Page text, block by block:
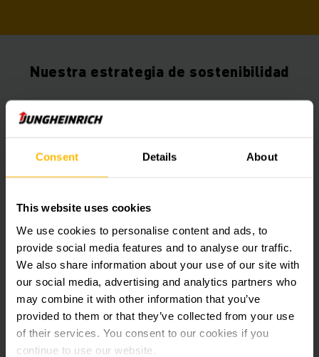
Consent Details About
This website uses cookies
We use cookies to personalise content and ads, to
provide social media features and to analyse our traffic.
We also share information about your use of our site with
our social media, advertising and analytics partners who
may combine it with other information that you’ve
provided to them or that they’ve collected from your use
of their services. You consent to our cookies if you
continue to use our website.
Nuestra estrategia de sostenibilidad
Neutralidad climática
Empleados
Sociedad